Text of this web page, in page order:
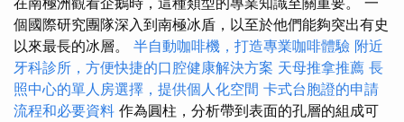
個國際研究團隊深入到南極冰盾，以至於他們能夠突出有史
以來最長的冰層。 半自動咖啡機，打造專業咖啡體驗 附近
牙科診所，方便快捷的口腔健康解決方案 天母推拿推薦 長
照中心的單人房選擇，提供個人化空間 卡式台胞證的申請
流程和必要資料 作為圓柱，分析帶到表面的孔層的組成可